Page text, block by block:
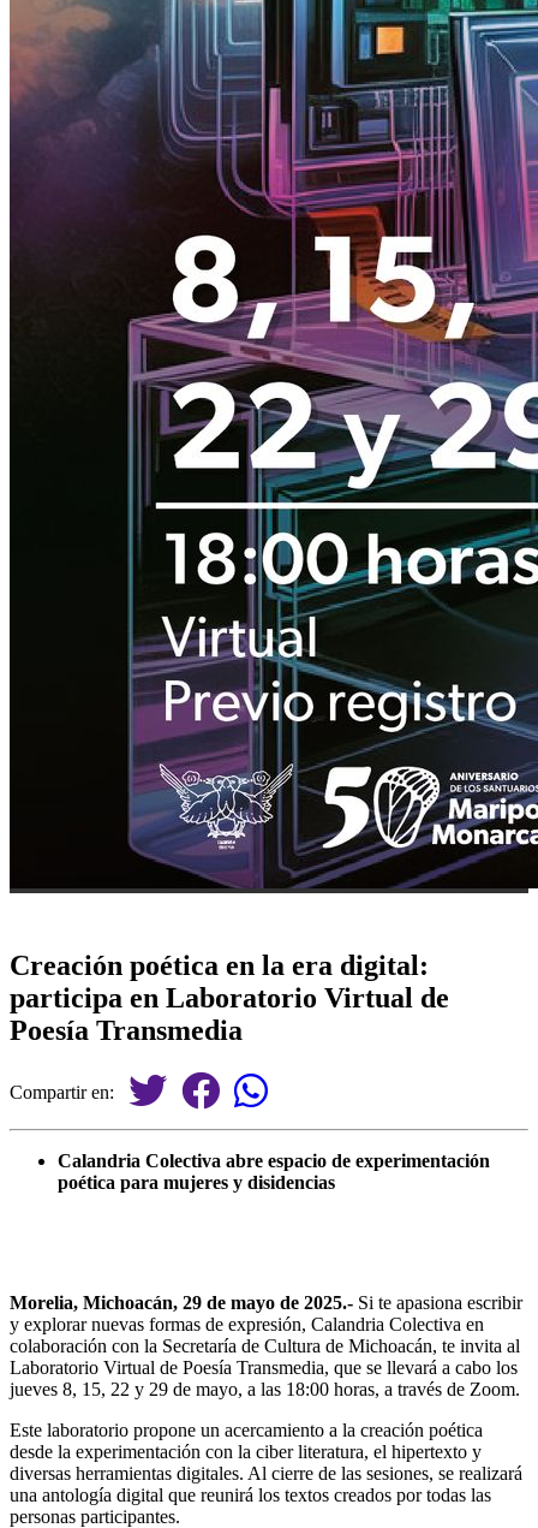
Creación poética en la era digital:
participa en Laboratorio Virtual de
Poesía Transmedia
Compartir en:
Calandria Colectiva abre espacio de experimentación
poética para mujeres y disidencias
Morelia, Michoacán, 29 de mayo de 2025.- Si te apasiona escribir
y explorar nuevas formas de expresión, Calandria Colectiva en
colaboración con la Secretaría de Cultura de Michoacán, te invita al
Laboratorio Virtual de Poesía Transmedia, que se llevará a cabo los
jueves 8, 15, 22 y 29 de mayo, a las 18:00 horas, a través de Zoom.
Este laboratorio propone un acercamiento a la creación poética
desde la experimentación con la ciber literatura, el hipertexto y
diversas herramientas digitales. Al cierre de las sesiones, se realizará
una antología digital que reunirá los textos creados por todas las
personas participantes.